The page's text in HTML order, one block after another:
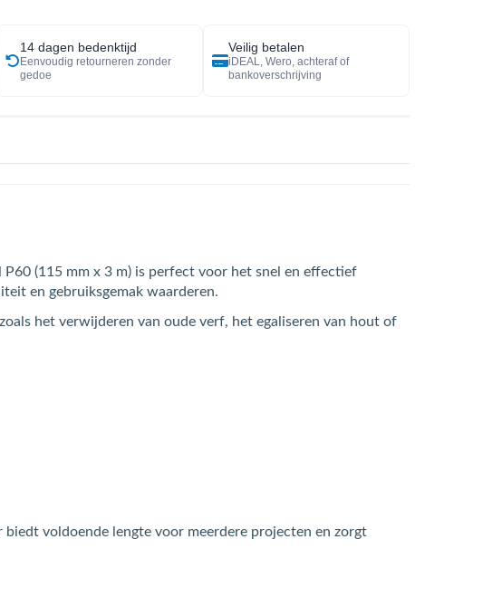
14 dagen bedenktijd
Eenvoudig retourneren zonder
gedoe
Veilig betalen
iDEAL, Wero, achteraf of
bankoverschrijving
(115 mm x 3 m) is perfect voor het snel en effectief
en gebruiksgemak waarderen.
het verwijderen van oude verf, het egaliseren van hout of
voldoende lengte voor meerdere projecten en zorgt